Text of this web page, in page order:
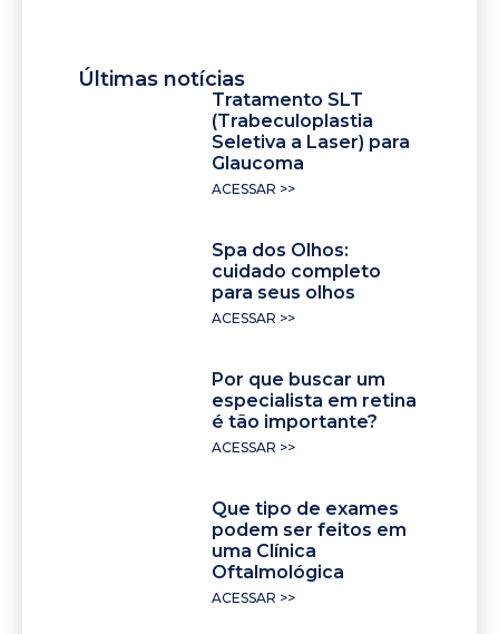
Últimas notícias
Tratamento SLT
(Trabeculoplastia
Seletiva a Laser) para
Glaucoma
ACESSAR >>
Spa dos Olhos:
cuidado completo
para seus olhos
ACESSAR >>
Por que buscar um
especialista em retina
é tão importante?
ACESSAR >>
Que tipo de exames
podem ser feitos em
uma Clínica
Oftalmológica
ACESSAR >>